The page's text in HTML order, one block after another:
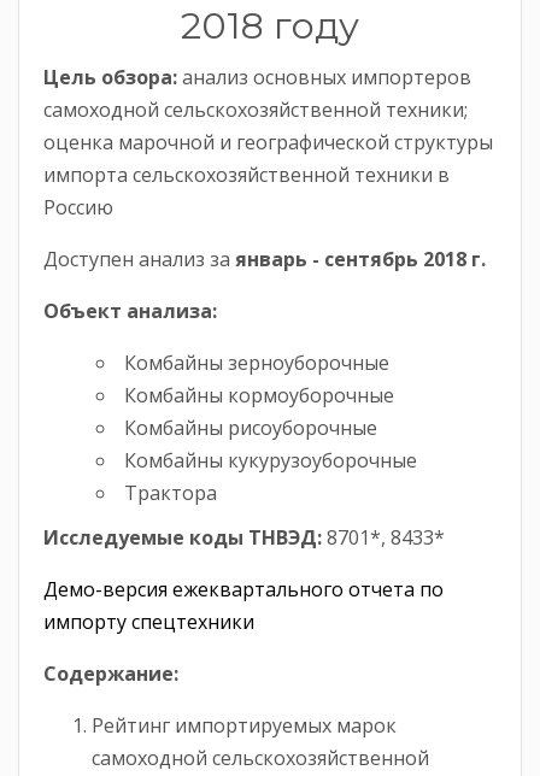
2018 году
Цель обзора:анализ основных импортеров
самоходной сельскохозяйственной техники;
оценка марочной и географической структуры
импорта сельскохозяйственной техники в
Россию
Доступен анализ за январь - сентябрь 2018 г.
Объект анализа:
Комбайны зерноуборочные
Комбайны кормоуборочные
Комбайны рисоуборочные
Комбайны кукурузоуборочные
Трактора
Исследуемые коды ТНВЭД:8701*, 8433*
Демо-версия ежеквартального отчета по
импорту спецтехники
Содержание:
Рейтинг импортируемых марок
самоходной сельскохозяйственной